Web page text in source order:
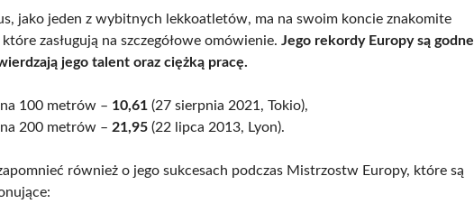
jako jeden z wybitnych lekkoatletów, ma na swoim koncie znakomite
zasługują na szczegółowe omówienie.Jego rekordy Europy są godne
jego talent oraz ciężką pracę.
100 metrów – 10,61 (27 sierpnia 2021, Tokio),
200 metrów – 21,95 (22 lipca 2013, Lyon).
również o jego sukcesach podczas Mistrzostw Europy, które są